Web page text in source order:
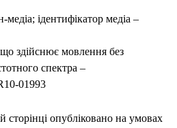
ідентифікатор медіа –
здійснює мовлення без
спектра –
01993
сторінці опубліковано на умовах